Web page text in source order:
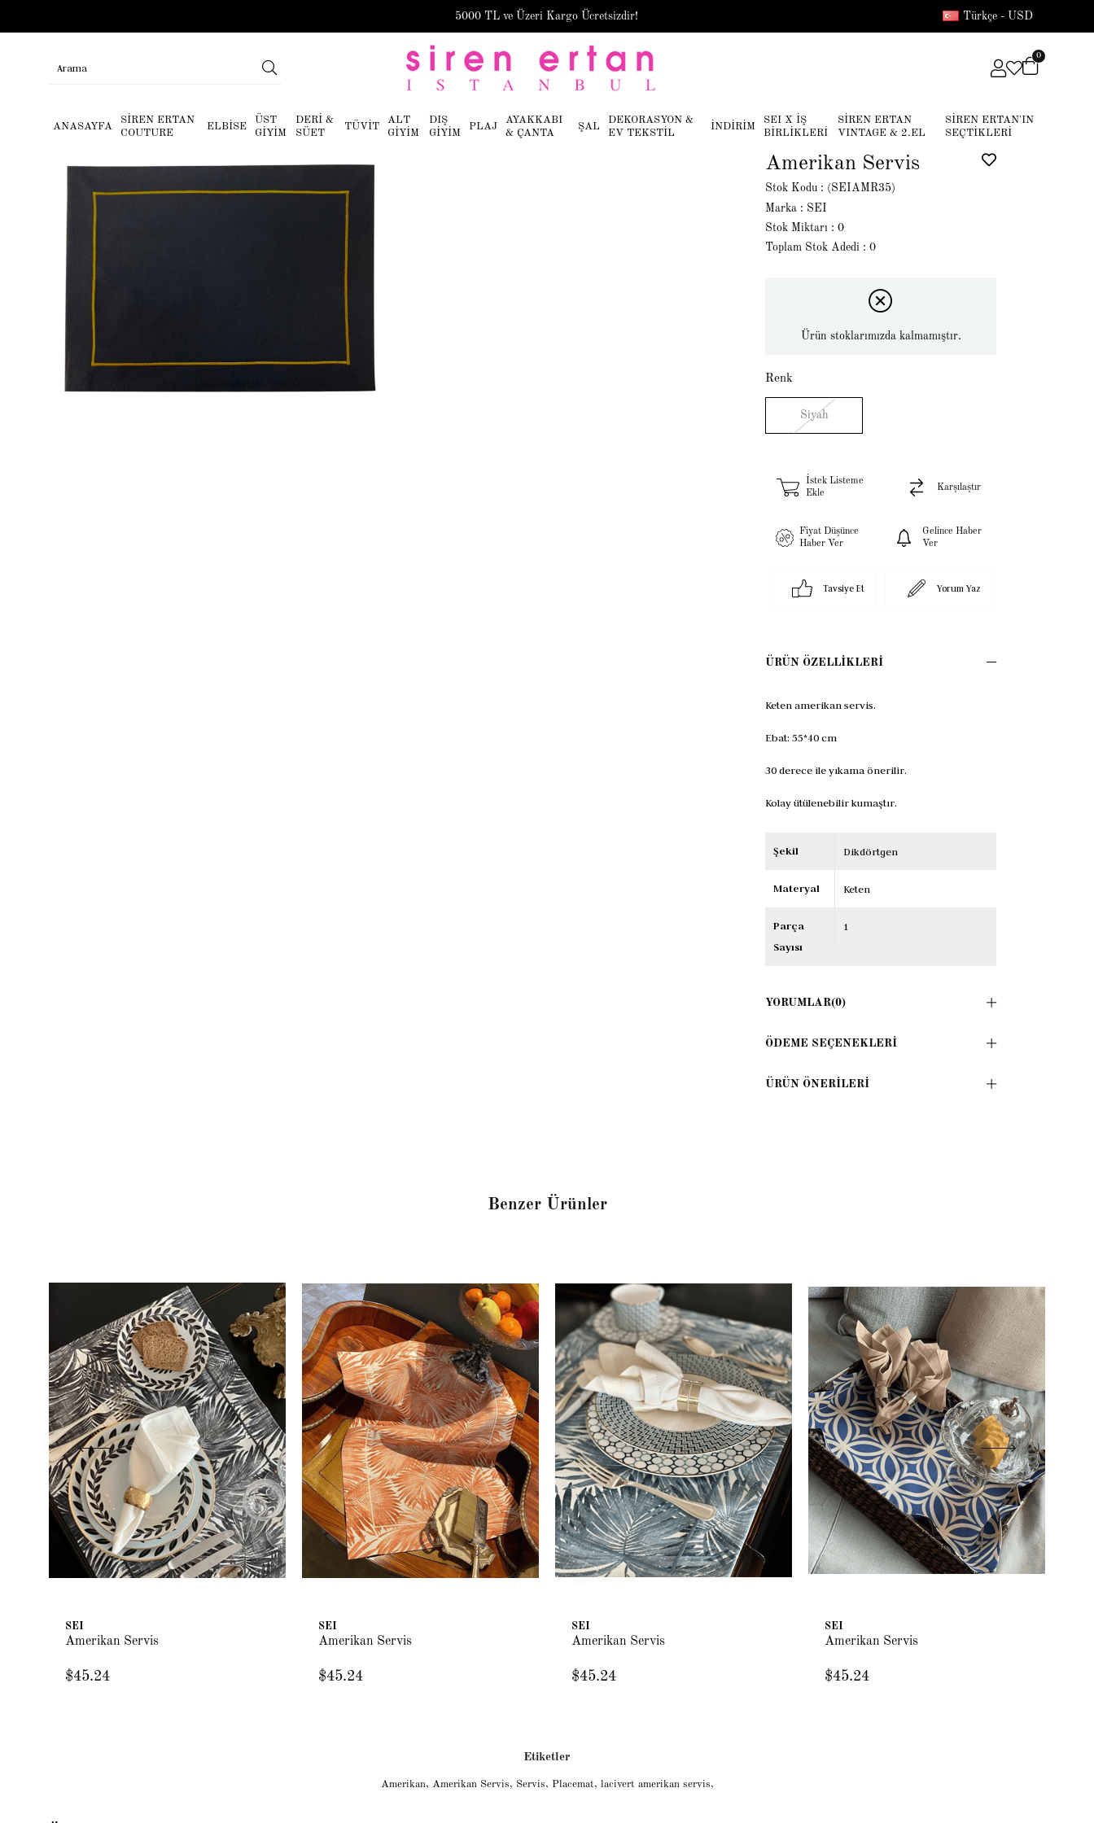
5000 TL ve Üzeri Kargo Ücretsizdir! Türkçe - USD
0
ANASAYFA
SİREN ERTAN
COUTURE
ELBİSE
ÜST
GİYİM
DERİ &
SÜET
TÜVİT
ALT
GİYİM
DIŞ
GİYİM
PLAJ
AYAKKABI
& ÇANTA
ŞAL
DEKORASYON &
EV TEKSTİL
İNDİRİM
SEI X İŞ
BİRLİKLERİ
SİREN ERTAN
VINTAGE & 2.EL
SİREN ERTAN'IN
SEÇTİKLERİ
Amerikan Servis
Stok Kodu
(SEIAMR35)
Marka : SEI
Stok Miktarı : 0
Toplam Stok Adedi : 0
Ürün stoklarımızda kalmamıştır.
Renk
Siyah
İstek Listeme
Ekle
Karşılaştır
Fiyat Düşünce
Haber Ver
Gelince Haber
Ver
Tavsiye Et Yorum Yaz
ÜRÜN ÖZELLIKLERI
Keten amerikan servis.
Ebat: 55*40 cm
30 derece ile yıkama önerilir.
Kolay ütülenebilir kumaştır.
Şekil Dikdörtgen
Materyal Keten
Parça
Sayısı
1
YORUMLAR(0)
ÖDEME SEÇENEKLERI
ÜRÜN ÖNERILERI
Benzer Ürünler
SEI
Amerikan Servis
$45.24
SEI
Amerikan Servis
$45.24
SEI
Amerikan Servis
$45.24
SEI
Amerikan Servis
$45.24
Etiketler
Amerikan, Amerikan Servis, Servis, Placemat, lacivert amerikan servis,